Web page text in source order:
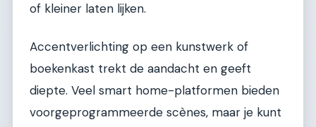
of kleiner laten lijken.
Accentverlichting op een kunstwerk of
boekenkast trekt de aandacht en geeft
diepte. Veel smart home-platformen bieden
voorgeprogrammeerde scènes, maar je kunt